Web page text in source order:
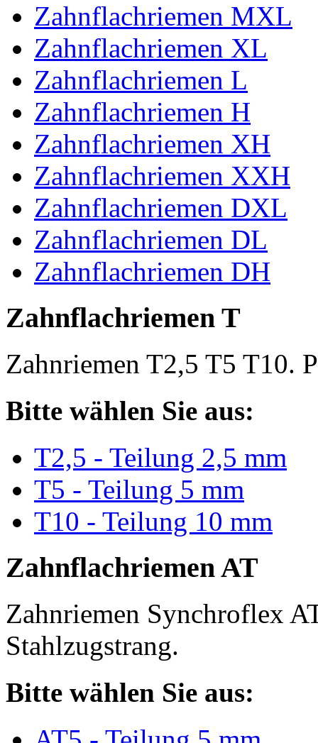
Zahnflachriemen MXL
Zahnflachriemen XL
Zahnflachriemen L
Zahnflachriemen H
Zahnflachriemen XH
Zahnflachriemen XXH
Zahnflachriemen DXL
Zahnflachriemen DL
Zahnflachriemen DH
Zahnflachriemen T
Zahnriemen T2,5 T5 T10.
Bitte wählen Sie aus:
T2,5 - Teilung 2,5 mm
T5 - Teilung 5 mm
T10 - Teilung 10 mm
Zahnflachriemen AT
Zahnriemen Synchroflex
Stahlzugstrang.
Bitte wählen Sie aus: